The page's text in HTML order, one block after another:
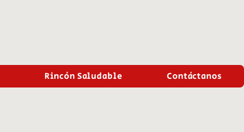
Rincón Saludable Contáctanos